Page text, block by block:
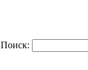
Поиск: